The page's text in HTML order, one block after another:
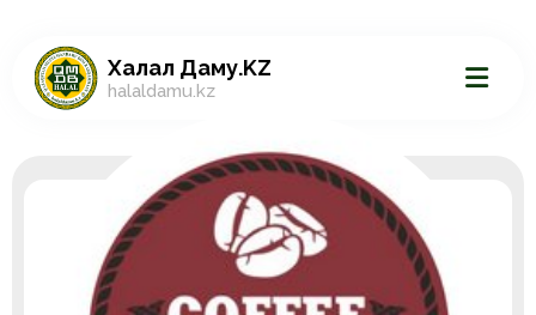
Халал Даму.KZ
halaldamu.kz